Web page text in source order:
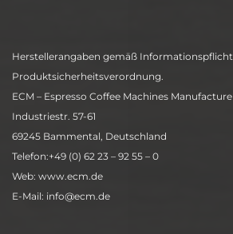
Herstellerangaben gemäß Informationspflicht
Produktsicherheitsverordnung.
ECM – Espresso Coffee Machines
Industriestr. 57-61
69245 Bammental, Deutschland
Telefon:+49 (0) 62 23 – 92 55 – 0
Web: www.ecm.de
E-Mail:
ed.mc
e@ofn
i